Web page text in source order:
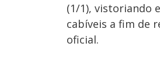
(1/1), vistoriando
cabíveis a fim de
oficial.